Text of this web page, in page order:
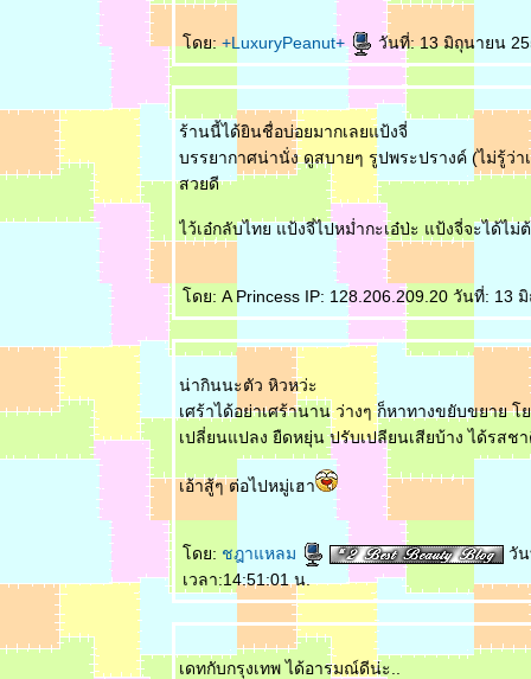
ดย:+LuxuryPeanut+ วันที่: 13 มิถุนายน
ร้านนี้ได้ยินชื่อบ่อยมากเลยแป้งจี่
บรรยากาศน่านั่ง ดูสบายๆ รูปพระปรางค์ (ไม่รู้ว่า
สวยดี
ไว้เอ๋กลับไทย แป้งจี่ไปหม่ำกะเอ๋ป่ะ แป้งจี่จะได้ไม่ต้
ดย: A Princess IP: 128.206.209.20 วันที่: 13
น่ากินนะตัว หิวหว่ะ
เศร้าได้อย่าเศร้านาน ว่างๆ ก็หาทางขยับขยาย โ
เปลี่ยนแปลง ยืดหยุ่น ปรับเปลียนเสียบ้าง ได้รสช
เอ้าสู้ๆ ต่อไปหมู่เฮา
ดย: ชฎาแหลม
วั
เวลา:14:51:01 น.
เดทกับกรุงเทพ ได้อารมณ์ดีน่ะ..